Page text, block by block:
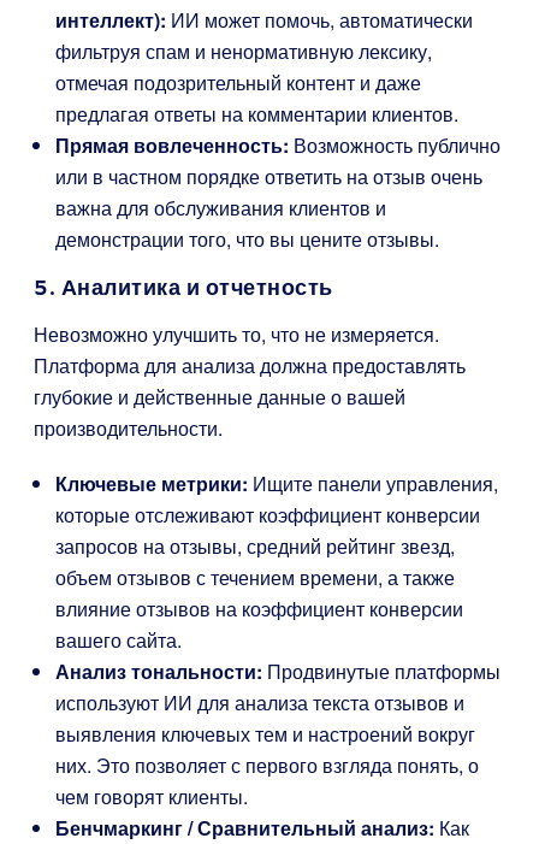
интеллект): ИИ может помочь, автоматически
фильтруя спам и ненормативную лексику,
отмечая подозрительный контент и даже
предлагая ответы на комментарии клиентов.
Прямая вовлеченность: Возможность публично
или в частном порядке ответить на отзыв очень
важна для обслуживания клиентов и
демонстрации того, что вы цените отзывы.
5. Аналитика и отчетность
Невозможно улучшить то, что не измеряется.
Платформа для анализа должна предоставлять
глубокие и действенные данные о вашей
производительности.
Ключевые метрики: Ищите панели управления,
которые отслеживают коэффициент конверсии
запросов на отзывы, средний рейтинг звезд,
объем отзывов с течением времени, а также
влияние отзывов на коэффициент конверсии
вашего сайта.
Анализ тональности: Продвинутые платформы
используют ИИ для анализа текста отзывов и
выявления ключевых тем и настроений вокруг
них. Это позволяет с первого взгляда понять, о
чем говорят клиенты.
Бенчмаркинг / Сравнительный анализ: Как